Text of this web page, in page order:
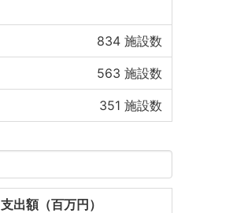
834 施設数
563 施設数
351 施設数
支出額（百万円）